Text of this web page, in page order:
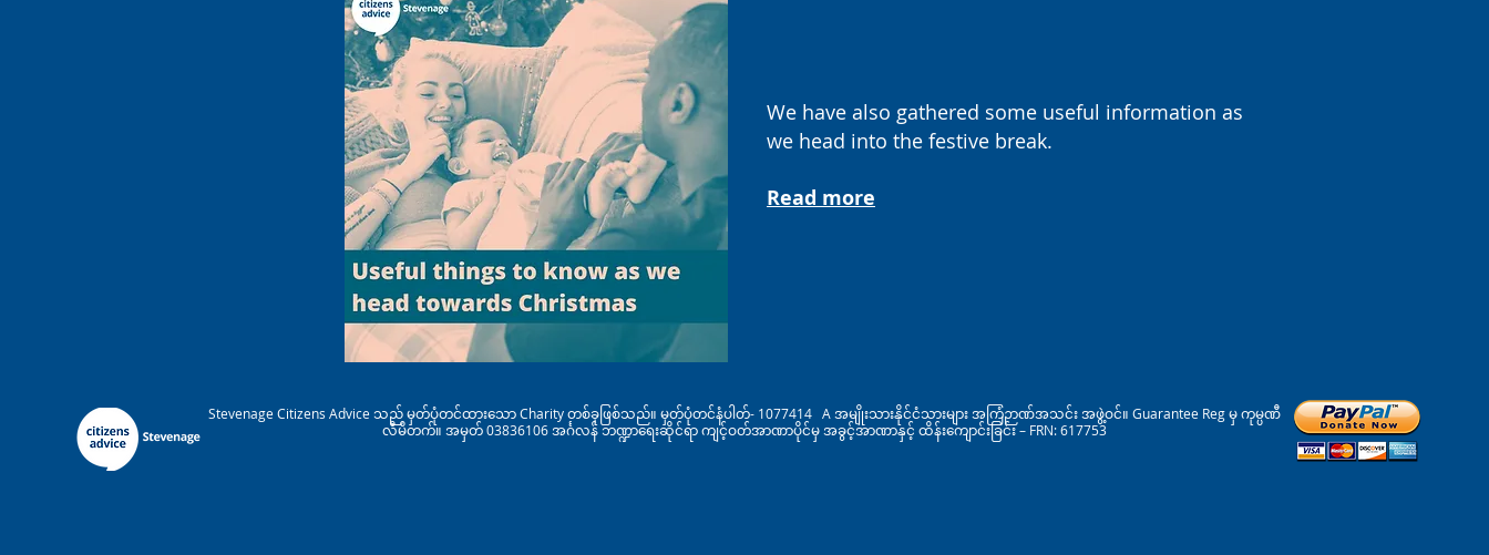
We have also gathered some useful information as
we head into the festive break.
Read more
Stevenage Citizens Advice သည် မှတ်ပုံတင်ထားသော Charity တစ်ခုဖြစ်သည်။ မှတ်ပုံတင်နံပါတ်- 1077414 A အမျိုးသားနိုင်ငံသားများ အကြံဉာဏ်အသင်း အဖွဲ့ဝင်။ Guarantee Reg မှ ကုမ္ပဏီ
လီမိတက်။ အမှတ် 03836106 အင်္ဂလန် ဘဏ္ဍာရေးဆိုင်ရာ ကျင့်ဝတ်အာဏာပိုင်မှ အခွင့်အာဏာနှင့် ထိန်းကျောင်းခြင်း – FRN: 617753